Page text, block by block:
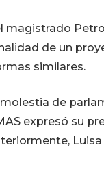
magistrado
de un
similares.
de
expresó su